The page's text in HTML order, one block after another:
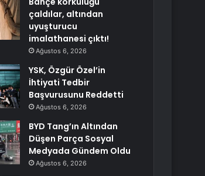
çaldılar, altından
uyuşturucu
imalathanesi çıktı!
Ağustos 6, 2026
YSK, Özgür Özel’in
İhtiyati Tedbir
Başvurusunu Reddetti
Ağustos 6, 2026
BYD Tang’ın Altından
Düşen Parça Sosyal
Medyada Gündem Oldu
Ağustos 6, 2026